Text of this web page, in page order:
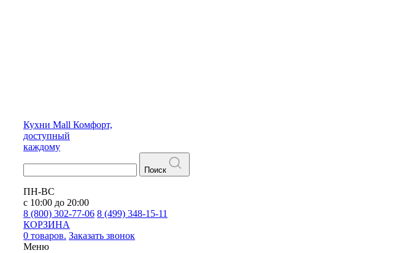
Кухни Mall Комфорт,
доступный
каждому
Поиск
ПН-ВС
с 10:00 до 20:00
8 (800) 302-77-06 8 (499) 348-15-11
КОРЗИНА
0 товаров. Заказать звонок
Меню